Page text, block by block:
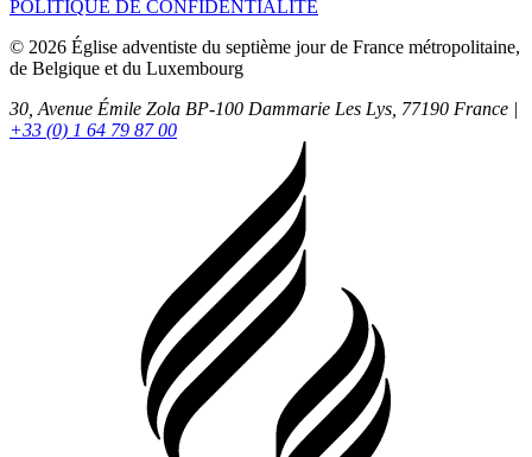
POLITIQUE DE CONFIDENTIALITÉ
© 2026 Église adventiste du septième jour de France métropolitaine,
de Belgique et du Luxembourg
30, Avenue Émile Zola BP-100 Dammarie Les Lys, 77190 France |
+33 (0) 1 64 79 87 00